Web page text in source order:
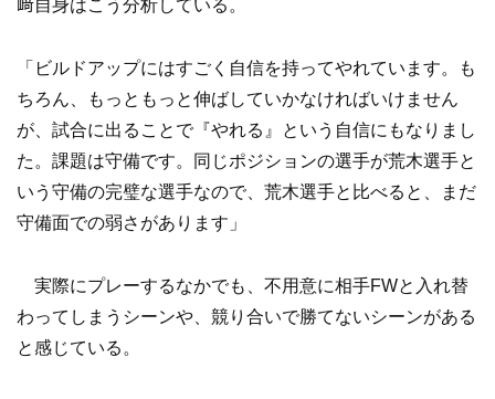
﨑自身はこう分析している。
「ビルドアップにはすごく自信を持ってやれています。も
ちろん、もっともっと伸ばしていかなければいけません
が、試合に出ることで『やれる』という自信にもなりまし
た。課題は守備です。同じポジションの選手が荒木選手と
いう守備の完璧な選手なので、荒木選手と比べると、まだ
守備面での弱さがあります」
実際にプレーするなかでも、不用意に相手FWと入れ替
わってしまうシーンや、競り合いで勝てないシーンがある
と感じている。